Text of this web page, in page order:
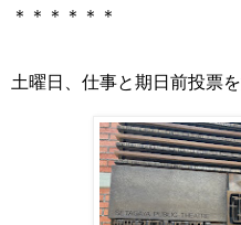
＊＊＊＊＊＊
土曜日、仕事と期日前投票